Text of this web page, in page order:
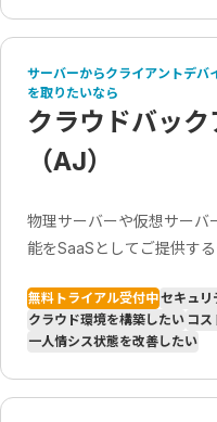
サーバーからクライアントデバ
を取りたいなら
クラウドバッ
（AJ）
物理サーバーや仮想サーバ
能をSaaSとしてご提供す
無料トライアル受付中セキュリ
クラウド環境を構築したい コ
一人情シス状態を改善したい